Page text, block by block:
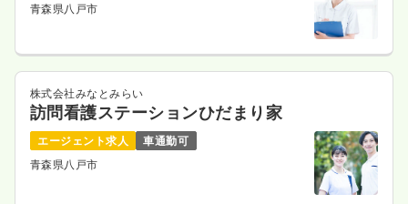
青森県八戸市
株式会社みなとみらい
訪問看護ステーションひだまり家
エージェント求人
車通勤可
青森県八戸市